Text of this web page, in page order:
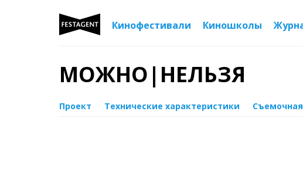
Кинофестивали Киношколы
МОЖНО|НЕЛЬЗЯ
Проект Технические характеристики Съемочная